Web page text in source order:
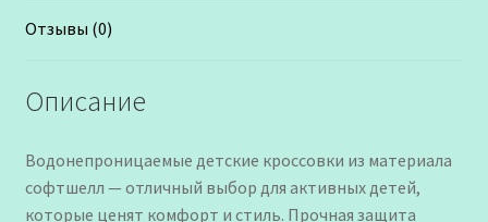
Отзывы (0)
Описание
Водонепроницаемые детские кроссовки из материала
софтшелл — отличный выбор для активных детей,
которые ценят комфорт и стиль. Прочная защита